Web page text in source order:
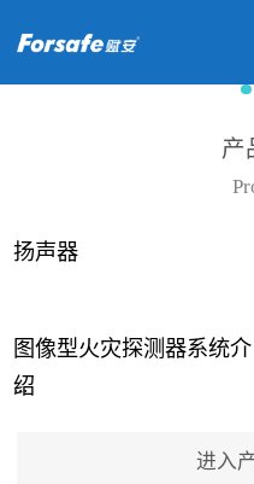
产
扬声器
图像型火灾探测器系统介
绍
...
进入